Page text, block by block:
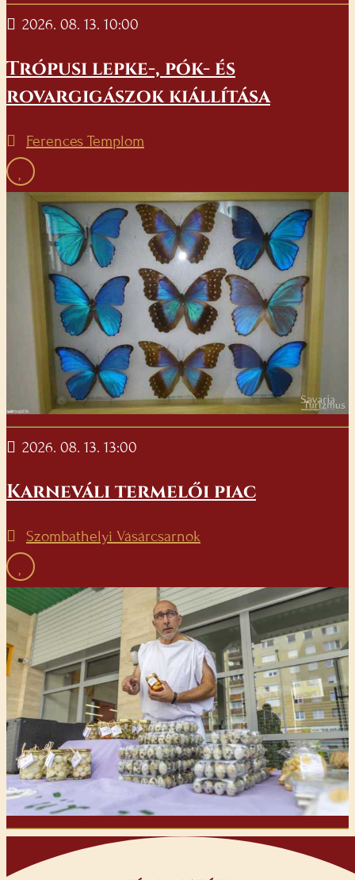
2026. 08. 13. 10:00
Trópusi lepke-, pók- és
rovargigászok kiállítása
Ferences Templom
2026. 08. 13. 13:00
Karneváli termelői piac
Szombathelyi Vásárcsarnok